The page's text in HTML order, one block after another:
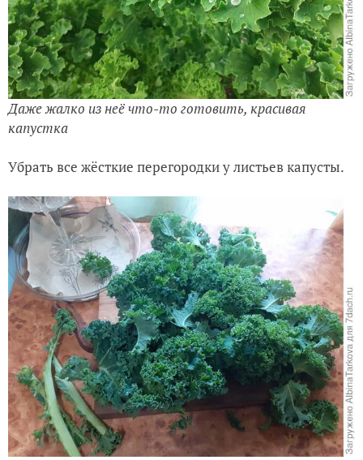
Даже жалко из неё что-то готовить, красивая
капустка
Убрать все жёсткие перегородки у листьев капусты.